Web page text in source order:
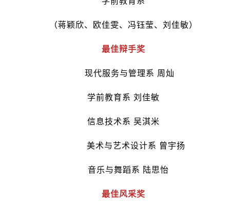
（蒋颖欣、欧佳雯、冯钰莹、刘佳敏）
最佳辩手奖
现代服务与管理系 周灿
学前教育系 刘佳敏
信息技术系 吴淇米
美术与艺术设计系 曾宇扬
音乐与舞蹈系 陆思怡
最佳风采奖